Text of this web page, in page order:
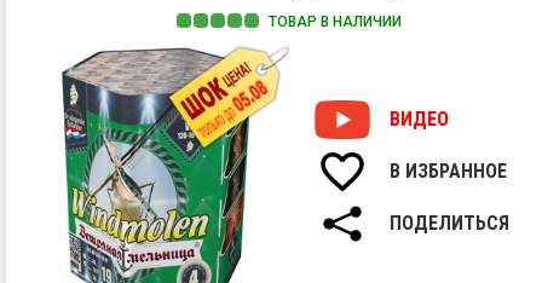
ТОВАР В НАЛИЧИИ
ВИДЕО
В ИЗБРАННОЕ
ПОДЕЛИТЬСЯ